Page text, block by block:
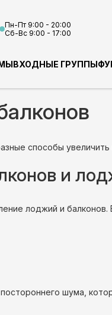
Пн-Пт 9:00 - 20:00
Сб-Вс 9:00 - 17:00
ВХОДНЫЕ ГРУППЫ
способы увеличить
и
лоджий и
шума,